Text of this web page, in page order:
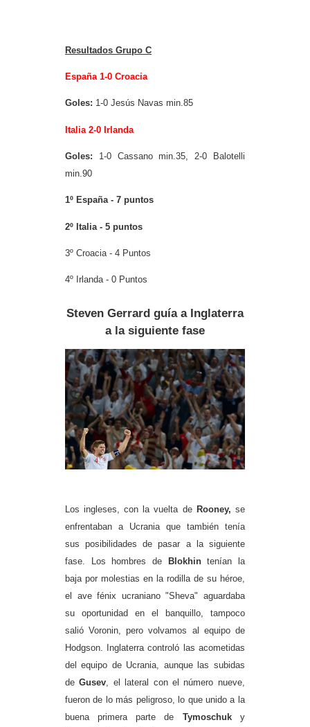
Resultados Grupo C
España 1-0 Croacia
Goles: 1-0 Jesús Navas min.85
Italia 2-0 Irlanda
Goles: 1-0 Cassano min.35, 2-0 Balotelli
min.90
1º España - 7 puntos
2º Italia - 5 puntos
3º Croacia - 4 Puntos
4º Irlanda - 0 Puntos
Steven Gerrard guía a Inglaterra
a la siguiente fase
Los ingleses, con la vuelta de Rooney, se
enfrentaban a Ucrania que también tenía
sus posibilidades de pasar a la siguiente
fase. Los hombres de
Blokhintenían la
baja por molestias en la rodilla de su héroe,
el ave fénix ucraniano "Sheva" aguardaba
su oportunidad en el banquillo, tampoco
salió Voronin, pero volvamos al equipo de
Hodgson. Inglaterra controló las acometidas
del equipo de Ucrania, aunque las subidas
de Gusev , el
lateral con el número nueve,
fueron de lo más peligroso, lo que unido a la
buena primera parte de Tymoschuky